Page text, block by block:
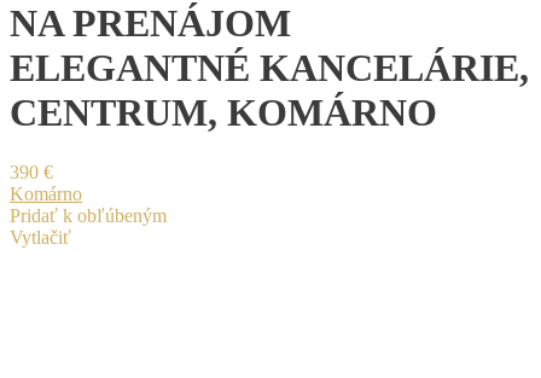
NA PRENÁJOM
ELEGANTNÉ KANCELÁRIE,
CENTRUM, KOMÁRNO
390 €
Komárno
Pridať k obľúbeným
Vytlačiť